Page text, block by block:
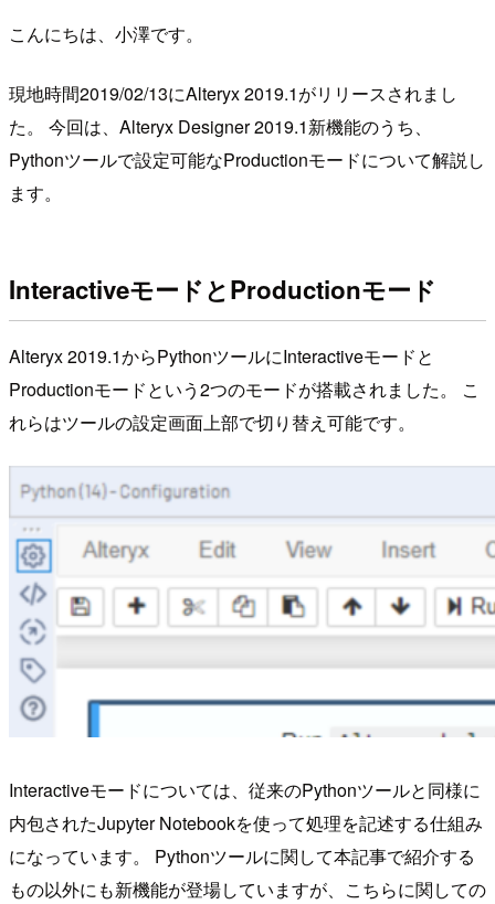
こんにちは、小澤です。
現地時間2019/02/13にAlteryx 2019.1がリリースされまし
た。 今回は、Alteryx Designer 2019.1新機能のうち、
Pythonツールで設定可能なProductionモードについて解説し
ます。
InteractiveモードとProductionモード
Alteryx 2019.1からPythonツールにInteractiveモードと
Productionモードという2つのモードが搭載されました。 こ
れらはツールの設定画面上部で切り替え可能です。
Interactiveモードについては、従来のPythonツールと同様に
内包されたJupyter Notebookを使って処理を記述する仕組み
になっています。 Pythonツールに関して本記事で紹介する
もの以外にも新機能が登場していますが、こちらに関しての